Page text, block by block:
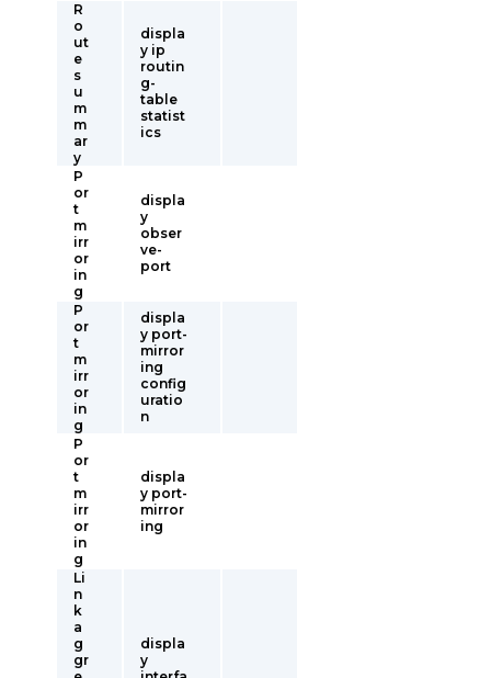
R
o
ut
e
s
u
m
m
ar
y
displa
y ip
routin
g-
table
statist
ics
P
or
t
m
irr
or
in
g
displa
y
obser
ve-
port
P
or
t
m
irr
or
in
g
displa
y port-
mirror
ing
config
uratio
n
P
or
t
m
irr
or
in
g
displa
y port-
mirror
ing
Li
n
k
a
g
gr
displa
y